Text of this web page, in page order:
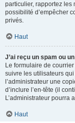
particulier, rapportez les
possibilité d’empêcher
privés.
Haut
J’ai reçu un spam ou
Le formulaire de
suivre les utilisateurs
l’administrateur une
d’inclure l’en-tête (il
L’administrateur pourra
Haut